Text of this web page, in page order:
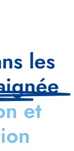
les
et